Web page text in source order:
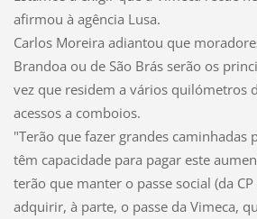
afirmou à agência Lusa.
Carlos Moreira adiantou que
Brandoa ou de São Brás serão os
vez que residem a vários quilómetros
acessos a comboios.
"Terão que fazer grandes caminhadas
têm capacidade para pagar este
terão que manter o passe social (da
adquirir, à parte, o passe da Vimeca,